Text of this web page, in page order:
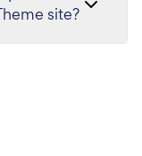
site?